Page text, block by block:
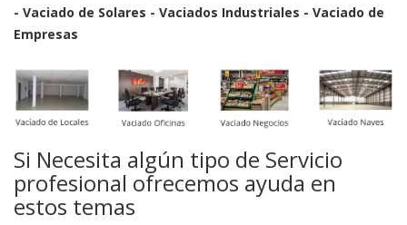
- Vaciado de Solares - Vaciados Industriales - Vaciado de
Empresas
Si Necesita algún tipo de Servicio
profesional ofrecemos ayuda en
estos temas